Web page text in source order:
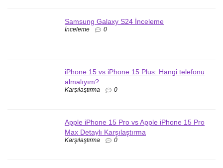
Samsung Galaxy S24 İnceleme
İnceleme 0
iPhone 15 vs iPhone 15 Plus: Hangi telefonu
almalıyım?
Karşılaştırma 0
Apple iPhone 15 Pro vs Apple iPhone 15 Pro
Max Detaylı Karşılaştırma
Karşılaştırma 0